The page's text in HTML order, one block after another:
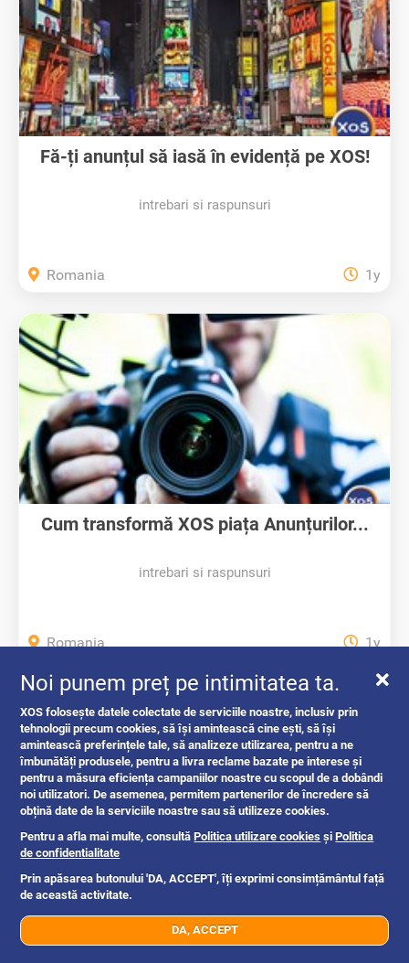
07xx xxx xxx Trimite mesaj
Fă-ți anunțul să iasă în evidență pe XOS!
intrebari si raspunsuri
Romania 1y
Cum transformă XOS piața Anunțurilor...
intrebari si raspunsuri
Romania 1y
Oferte si reduceri
Noi punem preț pe intimitatea ta.
XOS folosește datele colectate de serviciile noastre, inclusiv prin
tehnologii precum cookies, să își amintească cine ești, să își
amintească preferințele tale, să analizeze utilizarea, pentru a ne
îmbunătăți produsele, pentru a livra reclame bazate pe interese și
pentru a măsura eficiența campaniilor noastre cu scopul de a dobândi
noi utilizatori. De asemenea, permitem partenerilor de încredere să
obțină date de la serviciile noastre sau să utilizeze cookies.
Pentru a afla mai multe, consultăPolitica utilizare cookies șiPolitica
de confidentialitate
Prin apăsarea butonului 'DA, ACCEPT', îți exprimi consimțământul față
de această activitate.
DA, ACCEPT